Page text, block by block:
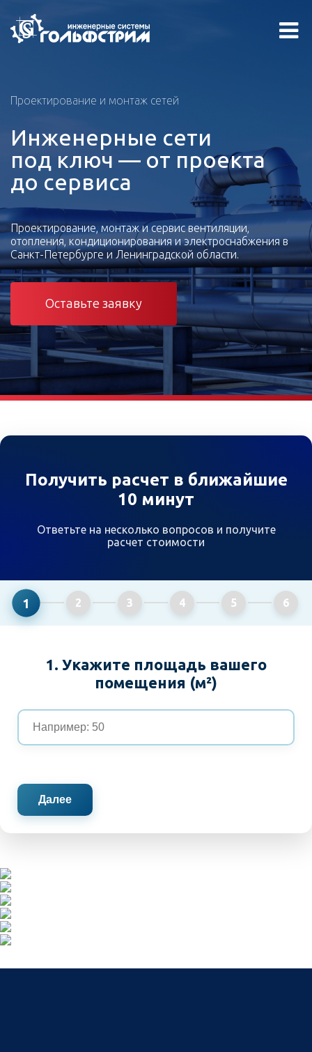
Проектирование и монтаж сетей
Инженерные сети
под ключ — от проекта
до сервиса
Проектирование, монтаж и сервис вентиляции,
отопления, кондиционирования и электроснабжения в
Санкт-Петербурге и Ленинградской области.
Оставьте заявку
Получить расчет в ближайшие
10 минут
Ответьте на несколько вопросов и получите
расчет стоимости
1 2 3 4 5 6
1. Укажите площадь вашего
помещения (м²)
Далее